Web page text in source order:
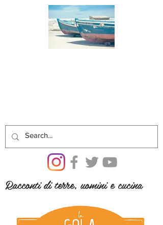
Racconti di terre, uomini e cucina